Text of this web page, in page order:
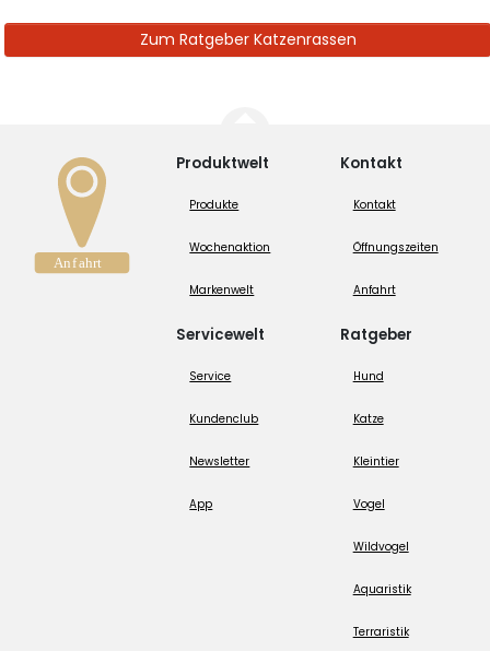
Zum Ratgeber Katzenrassen
Produktwelt
Produkte
Wochenaktion
Markenwelt
Servicewelt
Service
Kundenclub
Newsletter
App
Kontakt
Kontakt
Öffnungszeiten
Anfahrt
Ratgeber
Hund
Katze
Kleintier
Vogel
Wildvogel
Aquaristik
Terraristik